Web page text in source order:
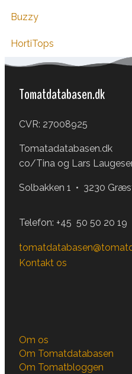
Buzzy
HortiTops
Tomatdatabasen.dk
CVR: 27008925
Tomatadatabasen.dk
co/Tina og Lars
Solbakken 1 • 3230
Telefon: +45 50 50 20 19
Kontakt os
Om os
Om Tomatdatabasen
Om Tomatbloggen